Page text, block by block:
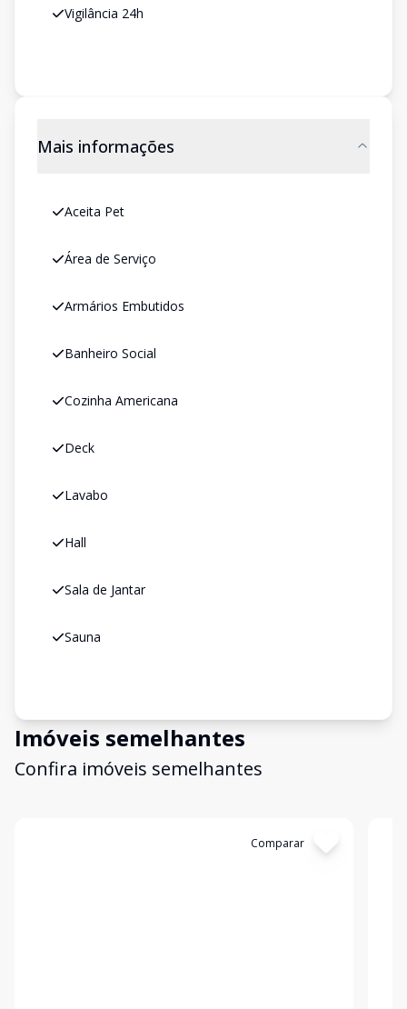
Vigilância 24h
Mais informações
Aceita Pet
Área de Serviço
Armários Embutidos
Banheiro Social
Cozinha Americana
Deck
Lavabo
Hall
Sala de Jantar
Sauna
Imóveis semelhantes
Confira imóveis semelhantes
Comparar